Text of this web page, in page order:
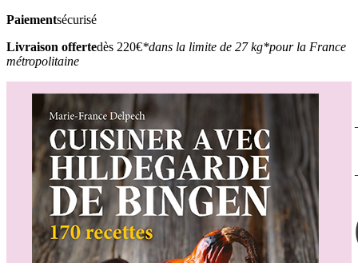
Paiementsécurisé
Livraison offertedès 220€*dans la limite de 27 kg*pour la France
métropolitaine